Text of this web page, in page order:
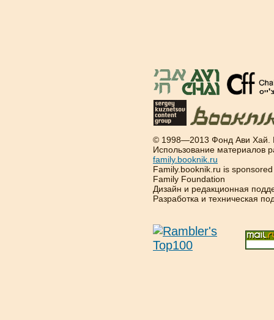
© 1998—2013 Фонд Ави Хай.
Использование материалов
family.booknik.ru
Family.booknik.ru is
Family Foundation
Дизайн и редакционная
Разработка и техническая